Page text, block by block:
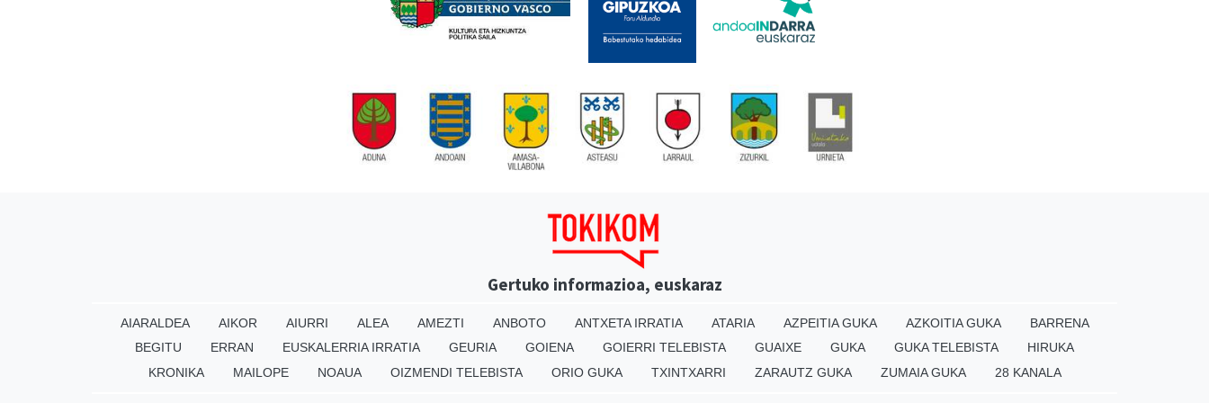
Gertuko informazioa, euskaraz
AIARALDEA AIKOR AIURRI ALEA AMEZTI ANBOTO ANTXETA IRRATIA ATARIA AZPEITIA GUKA AZKOITIA GUKA
BARRENA
BEGITU
ERRAN EUSKALERRIA IRRATIA GEURIA GOIENA GOIERRI TELEBISTA GUAIXE GUKA GUKA TELEBISTA
HIRUKA
KRONIKA
MAILOPE NOAUA OIZMENDI TELEBISTA ORIO GUKA TXINTXARRI ZARAUTZ GUKA ZUMAIA GUKA 28 KANALA